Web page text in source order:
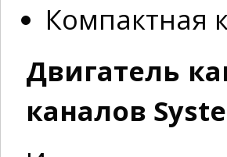
Компактная
Двигатель
каналов